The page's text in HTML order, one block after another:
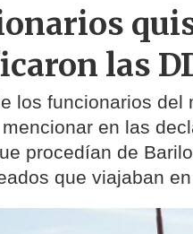
las
los funcionarios
en las
procedían de
que viajaban